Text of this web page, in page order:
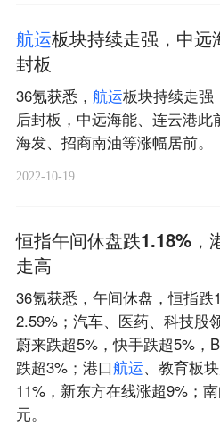
航运板块持续走强，中
封板
36氪获悉， 航运板块持续走强
后封板，中远海能、连云港
海发、招商南油等涨幅居前。
2022-10-19
恒指午间休盘跌1.18%，
走高
36氪获悉，午间休盘，恒指
2.59%；汽车、医药、科技股
蔚来跌超5%，快手跌超5%，
跌超3%；港口航运、教育板
11%，新东方在线涨超9%；
元。